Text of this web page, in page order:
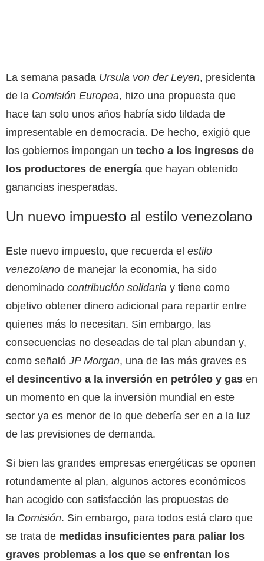
La semana pasada Ursula von der Leyen, presidenta
de la Comisión Europea, hizo una propuesta que
hace tan solo unos años habría sido tildada de
impresentable en democracia. De hecho, exigió que
los gobiernos impongan un techo a los ingresos de
los productores de energía que hayan obtenido
ganancias inesperadas.
Un nuevo impuesto al estilo venezolano
Este nuevo impuesto, que recuerda el estilo
venezolano de manejar la economía, ha sido
denominado contribución solidaria y tiene como
objetivo obtener dinero adicional para repartir entre
quienes más lo necesitan. Sin embargo, las
consecuencias no deseadas de tal plan abundan y,
como señaló JP Morgan, una de las más graves es
el desincentivo a la inversión en petróleo y gas en
un momento en que la inversión mundial en este
sector ya es menor de lo que debería ser en a la luz
de las previsiones de demanda.
Si bien las grandes empresas energéticas se oponen
rotundamente al plan, algunos actores económicos
han acogido con satisfacción las propuestas de
la Comisión. Sin embargo, para todos está claro que
se trata de medidas insuficientes para paliar los
graves problemas a los que se enfrentan los